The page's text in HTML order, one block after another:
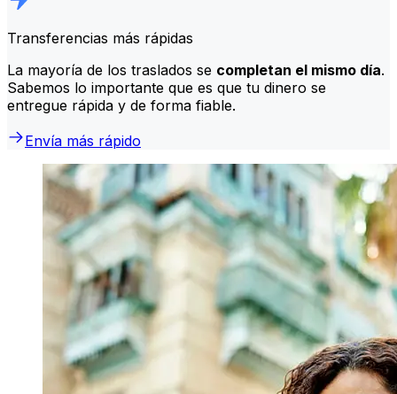
Transferencias más rápidas
La mayoría de los traslados se completan el mismo día.
Sabemos lo importante que es que tu dinero se
entregue rápida y de forma fiable.
Envía más rápido